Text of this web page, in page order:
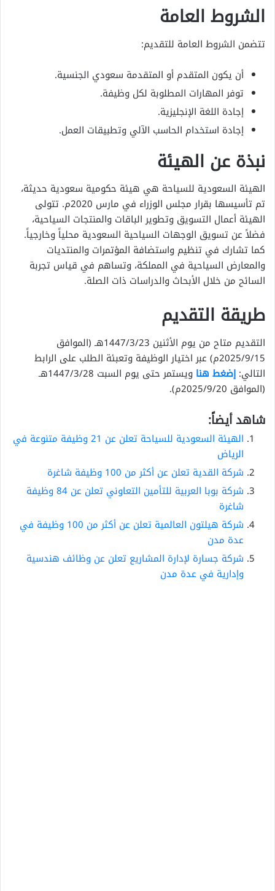
الشروط العامة
تتضمن الشروط العامة للتقديم:
أن يكون المتقدم أو المتقدمة سعودي الجنسية.
توفر المهارات المطلوبة لكل وظيفة.
إجادة اللغة الإنجليزية.
إجادة استخدام الحاسب الآلي وتطبيقات العمل.
نبذة عن الهيئة
الهيئة السعودية للسياحة هي هيئة حكومية سعودية حديثة،
تم تأسيسها بقرار مجلس الوزراء في مارس 2020م. تتولى
الهيئة أعمال التسويق وتطوير الباقات والمنتجات السياحية،
فضلاً عن تسويق الوجهات السياحية السعودية محلياً وخارجياً.
كما تشارك في تنظيم واستضافة المؤتمرات والمنتديات
والمعارض السياحية في المملكة، وتساهم في قياس تجربة
السائح من خلال الأبحاث والدراسات ذات الصلة.
طريقة التقديم
التقديم متاح من يوم الأثنين 1447/3/23هـ (الموافق
2025/9/15م) عبر اختيار الوظيفة وتعبئة الطلب على الرابط
التالي: إضغط هنا
ويستمر حتى يوم السبت 1447/3/28هـ
(الموافق 2025/9/20م).
شاهد أيضاً:
الهيئة السعودية للسياحة تعلن عن 21 وظيفة متنوعة في
الرياض
شركة القدية تعلن عن أكثر من 100 وظيفة شاغرة
شركة بوبا العربية للتأمين التعاوني تعلن عن 84 وظيفة
شاغرة
شركة هيلتون العالمية تعلن عن أكثر من 100 وظيفة في
عدة مدن
شركة جسارة لإدارة المشاريع تعلن عن وظائف هندسية
وإدارية في عدة مدن